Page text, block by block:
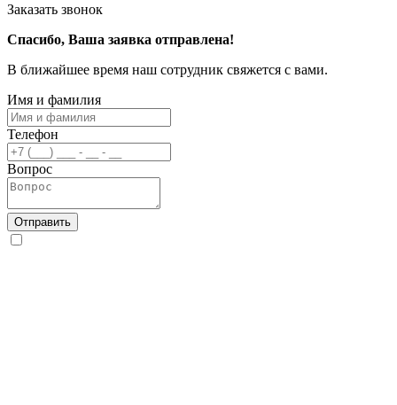
Заказать звонок
Спасибо, Ваша заявка отправлена!
В ближайшее время наш сотрудник свяжется с вами.
Имя и фамилия
Телефон
Вопрос
Отправить